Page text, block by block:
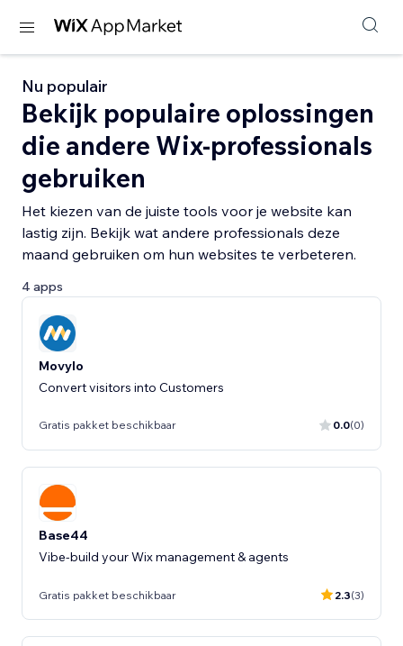
Nu populair
Bekijk populaire oplossingen
die andere Wix-professionals
gebruiken
Het kiezen van de juiste tools voor je website kan
lastig zijn. Bekijk wat andere professionals deze
maand gebruiken om hun websites te verbeteren.
4 apps
Movylo
Convert visitors into Customers
Gratis pakket beschikbaar 0.0(0)
Base44
Vibe-build your Wix management & agents
Gratis pakket beschikbaar 2.3(3)